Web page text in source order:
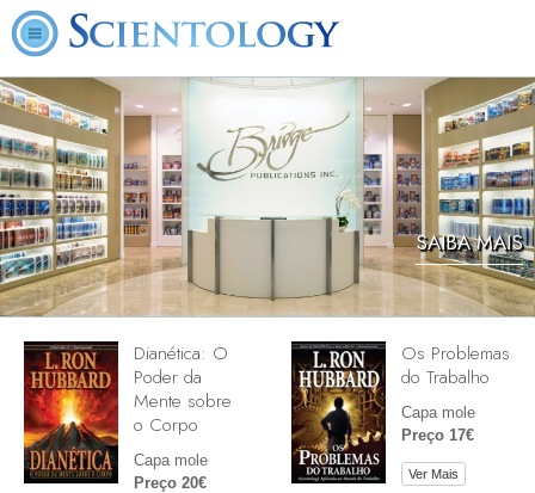
SAIBA MAIS
Dianética: O
Poder da
Mente sobre
o Corpo
Capa mole
Preço 20€
Os Problemas
do Trabalho
Capa mole
Preço 17€
Ver Mais